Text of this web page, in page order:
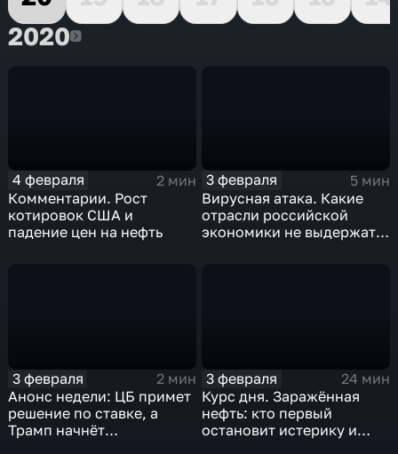
20202020
4 февраля
2 мин
Комментарии. Рост
котировок США и
падение цен на нефть
3 февраля
5 мин
Вирусная атака. Какие
отрасли российской
экономики не выдержат
3 февраля
2 мин
Анонс недели: ЦБ примет
решение по ставке, а
Трамп начнёт
3 февраля
24 мин
Курс дня. Заражённая
нефть: кто первый
остановит истерику и